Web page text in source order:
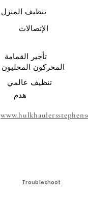
تنظيف المنزل
الإتصالات
تأجير القمامة
المحركون المحليون
تنظيف عالمي
هدم
Troubleshoot